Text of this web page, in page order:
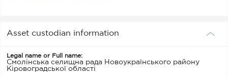
Asset custodian information
Legal name or Full name:
Смолінська селищна рада Новоукраїнського району
Кіровоградської області